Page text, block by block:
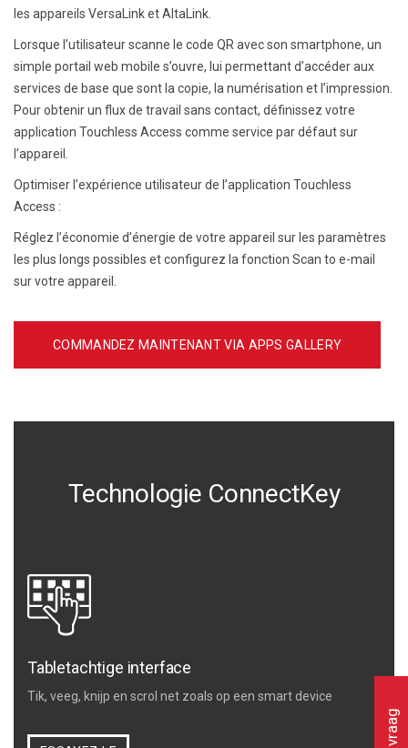
les appareils VersaLink et AltaLink.
Lorsque l’utilisateur scanne le code QR avec son smartphone, un
simple portail web mobile s’ouvre, lui permettant d’accéder aux
services de base que sont la copie, la numérisation et l’impression.
Pour obtenir un flux de travail sans contact, définissez votre
application Touchless Access comme service par défaut sur
l’appareil.
Optimiser l’expérience utilisateur de l’application Touchless
Access :
Réglez l’économie d’énergie de votre appareil sur les paramètres
les plus longs possibles et configurez la fonction Scan to e-mail
sur votre appareil.
COMMANDEZ MAINTENANT VIA APPS GALLERY
Technologie ConnectKey
Tabletachtige interface
Tik, veeg, knijp en scrol net zoals op een smart device